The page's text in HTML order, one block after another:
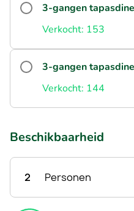
3-gangen
Verkocht: 153
3-gangen
Verkocht: 144
Beschikbaarheid
2 Personen